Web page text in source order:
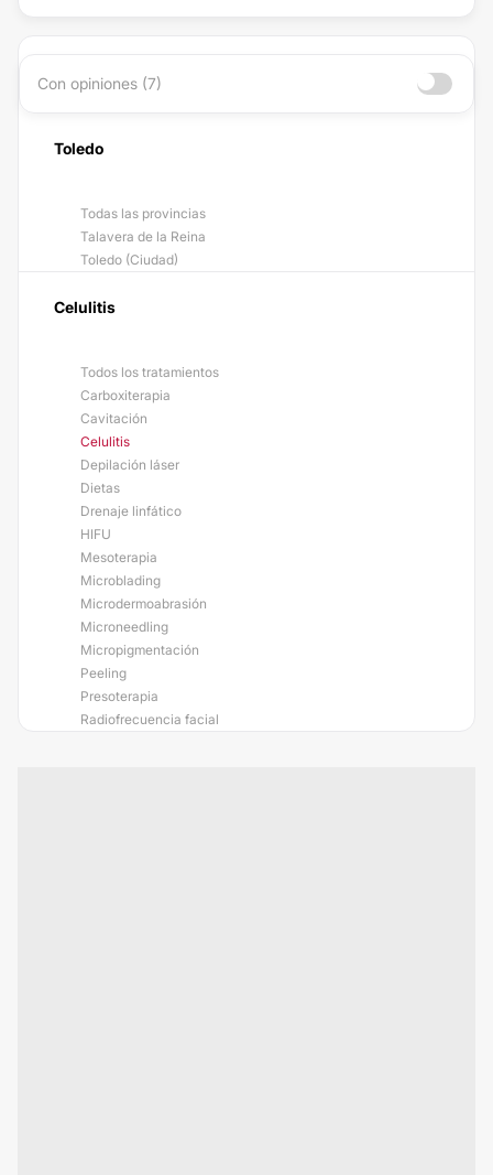
Con opiniones (7)
Toledo
Todas las provincias
Talavera de la Reina
Toledo (Ciudad)
Celulitis
Todos los tratamientos
Carboxiterapia
Cavitación
Celulitis
Depilación láser
Dietas
Drenaje linfático
HIFU
Mesoterapia
Microblading
Microdermoabrasión
Microneedling
Micropigmentación
Peeling
Presoterapia
Radiofrecuencia facial